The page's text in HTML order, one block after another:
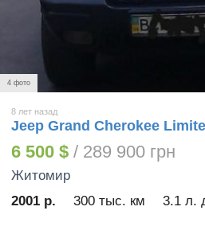
4 фото
8 лет назад
Jeep Grand Cherokee
6 500 $ / 289 900 грн
Житомир
2001 р.
300 тыс. км 3.1 л.